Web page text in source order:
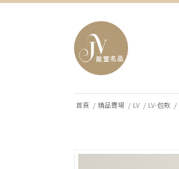
首頁 / 精品賣場 / LV / LV-包款 /